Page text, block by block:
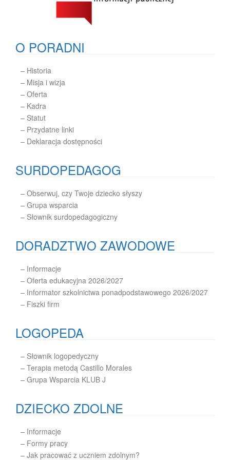
O PORADNI
– Historia
– Misja i wizja
– Oferta
– Kadra
– Statut
– Przydatne linki
– Deklaracja dostępności
SURDOPEDAGOG
– Obserwuj, czy Twoje dziecko słyszy
– Grupa wsparcia
– Słownik surdopedagogiczny
DORADZTWO ZAWODOWE
– Informacje
– Oferta edukacyjna 2026/2027
– Informator szkolnictwa ponadpodstawowego 2026/2027
– Fiszki firm
LOGOPEDA
– Słownik logopedyczny
– Terapia metodą Castillo Morales
– Grupa Wsparcia KLUB J
DZIECKO ZDOLNE
– Informacje
– Formy pracy
– Jak pracować z uczniem zdolnym?